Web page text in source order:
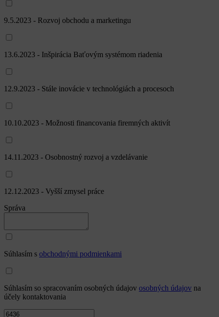
9.5.2023 - Rozvoj obchodu a marketingu
13.6.2023 - Inšpirácia Baťovým systémom riadenia
12.9.2023 - Stále inovácie v technológiách a procesoch
10.10.2023 - Možnosti financovania firemných aktivít
14.11.2023 - Osobnostný rozvoj a vzdelávanie
12.12.2023 - Vyšší zmysel práce
Správa
Súhlasím s obchodnými podmienkami
Súhlasím so spracovaním osobných údajov osobných údajov na
účely kontaktovania